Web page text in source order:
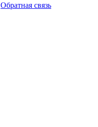
Обратная связь